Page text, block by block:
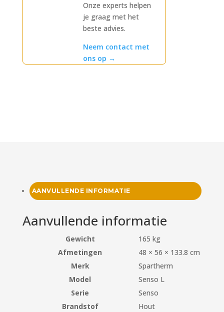
Onze experts helpen
je graag met het
beste advies.
Neem contact met
ons op →
AANVULLENDE INFORMATIE
Aanvullende informatie
Gewicht
165 kg
Afmetingen
48 × 56 × 133.8 cm
Merk
Spartherm
Model
Senso L
Serie
Senso
Brandstof
Hout